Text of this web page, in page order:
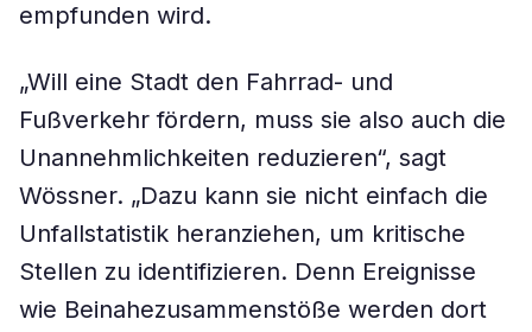
empfunden wird.
„Will eine Stadt den Fahrrad- und
Fußverkehr fördern, muss sie also auch die
Unannehmlichkeiten reduzieren“, sagt
Wössner. „Dazu kann sie nicht einfach die
Unfallstatistik heranziehen, um kritische
Stellen zu identifizieren. Denn Ereignisse
wie Beinahezusammenstöße werden dort